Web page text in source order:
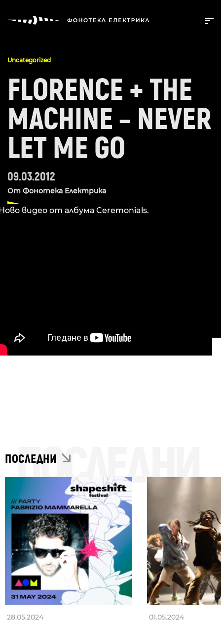
Uncategorized
FLORENCE + THE
MACHINE – NEVER
LET ME GO
09.03.2012
От Фонотека Електрика
видео от албума Ceremonials.
ПОСЛЕДНИ
ПОСЛЕДНИ
28.05.2024 01.05.2024